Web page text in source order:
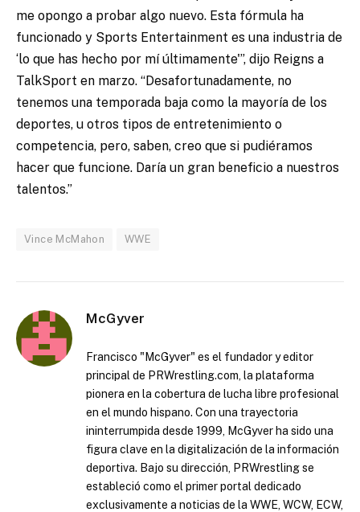
me opongo a probar algo nuevo. Esta fórmula ha
funcionado y Sports Entertainment es una industria de
‘lo que has hecho por mí últimamente'”, dijo Reigns a
TalkSport en marzo. “Desafortunadamente, no
tenemos una temporada baja como la mayoría de los
deportes, u otros tipos de entretenimiento o
competencia, pero, saben, creo que si pudiéramos
hacer que funcione. Daría un gran beneficio a nuestros
talentos.”
Vince McMahon WWE
McGyver
Francisco "McGyver" es el fundador y editor
principal de PRWrestling.com, la plataforma
pionera en la cobertura de lucha libre profesional
en el mundo hispano. Con una trayectoria
ininterrumpida desde 1999, McGyver ha sido una
figura clave en la digitalización de la información
deportiva. Bajo su dirección, PRWrestling se
estableció como el primer portal dedicado
exclusivamente a noticias de la WWE, WCW, ECW,